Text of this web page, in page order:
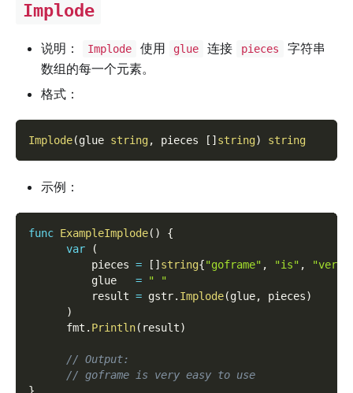
Implode
说明： Implode 使用 glue 连接 pieces
字符串
数组的每一个元素。
格式：
Implode(glue string, pieces [ ] string) string
示例：
func ExampleImplode( )
{
var
(
          pieces
= [ ] string{"goframe" , "is" , "very"
          glue
=
" "
          result
= gstr. Implode(glue, pieces)
)
      fmt
. Println( result)
// Output:
// goframe is very easy to use